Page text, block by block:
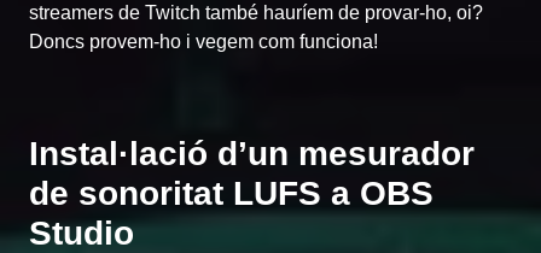
streamers de Twitch també hauríem de provar-ho, oi?
Doncs provem-ho i vegem com funciona!
Instal·lació d’un mesurador
de sonoritat LUFS a OBS
Studio